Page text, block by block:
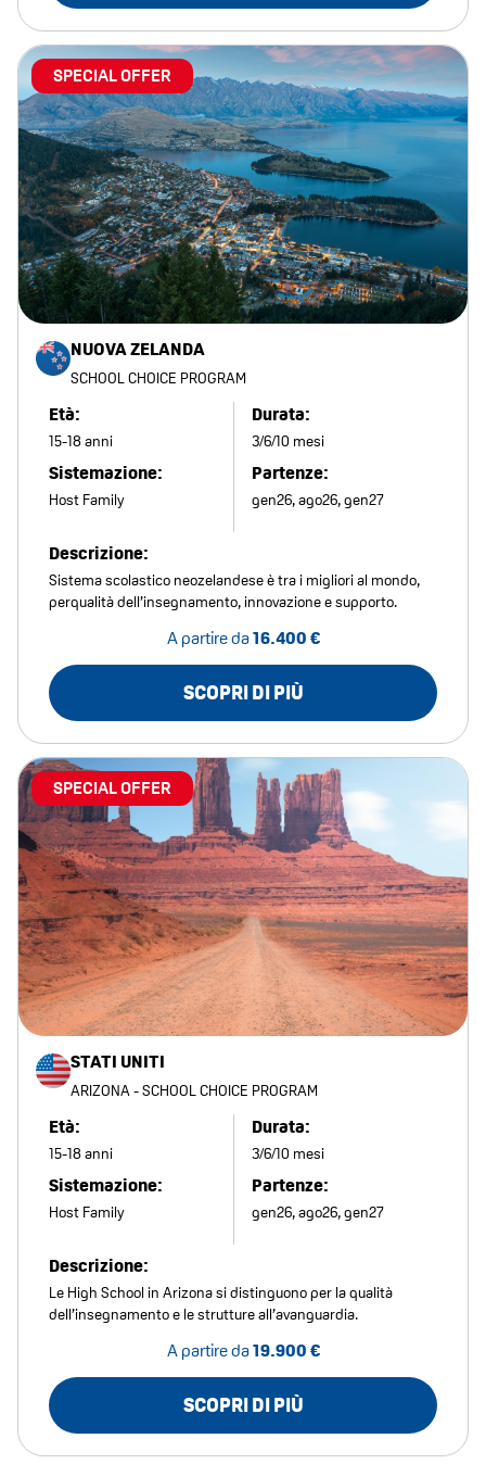
SPECIAL OFFER
NUOVA ZELANDA
SCHOOL CHOICE PROGRAM
Età:
15-18 anni
Sistemazione:
Host Family
Durata:
3/6/10 mesi
Partenze:
gen26, ago26, gen27
Descrizione:
Sistema scolastico neozelandese è tra i migliori al mondo,
perqualità dell’insegnamento, innovazione e supporto.
A partire da16.400 €
SCOPRI DI PIÙ
SPECIAL OFFER
STATI UNITI
ARIZONA - SCHOOL CHOICE PROGRAM
Età:
15-18 anni
Sistemazione:
Host Family
Durata:
3/6/10 mesi
Partenze:
gen26, ago26, gen27
Descrizione:
Le High School in Arizona si distinguono per la qualità
dell’insegnamento e le strutture all’avanguardia.
A partire da19.900 €
SCOPRI DI PIÙ